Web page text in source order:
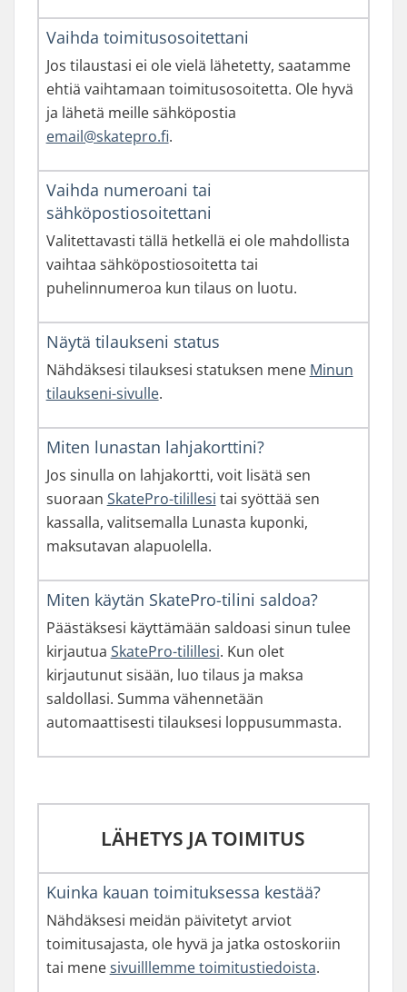
Vaihda toimitusosoitettani
Jos tilaustasi ei ole vielä lähetetty, saatamme
ehtiä vaihtamaan toimitusosoitetta. Ole hyvä
ja lähetä meille sähköpostia
email@skatepro.fi.
Vaihda numeroani tai
sähköpostiosoitettani
Valitettavasti tällä hetkellä ei ole mahdollista
vaihtaa sähköpostiosoitetta tai
puhelinnumeroa kun tilaus on luotu.
Näytä tilaukseni status
Nähdäksesi tilauksesi statuksen mene Minun
tilaukseni-sivulle.
Miten lunastan lahjakorttini?
Jos sinulla on lahjakortti, voit lisätä sen
suoraan SkatePro-tilillesi tai syöttää sen
kassalla, valitsemalla Lunasta kuponki,
maksutavan alapuolella.
Miten käytän SkatePro-tilini saldoa?
Päästäksesi käyttämään saldoasi sinun tulee
kirjautua SkatePro-tilillesi. Kun olet
kirjautunut sisään, luo tilaus ja maksa
saldollasi. Summa vähennetään
automaattisesti tilauksesi loppusummasta.
LÄHETYS JA TOIMITUS
Kuinka kauan toimituksessa kestää?
Nähdäksesi meidän päivitetyt arviot
toimitusajasta, ole hyvä ja jatka ostoskoriin
tai menesivuilllemme toimitustiedoista.